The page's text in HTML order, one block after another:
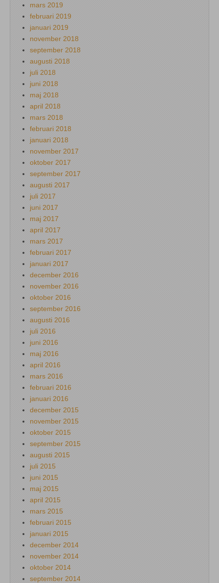
mars 2019
februari 2019
januari 2019
november 2018
september 2018
augusti 2018
juli 2018
juni 2018
maj 2018
april 2018
mars 2018
februari 2018
januari 2018
november 2017
oktober 2017
september 2017
augusti 2017
juli 2017
juni 2017
maj 2017
april 2017
mars 2017
februari 2017
januari 2017
december 2016
november 2016
oktober 2016
september 2016
augusti 2016
juli 2016
juni 2016
maj 2016
april 2016
mars 2016
februari 2016
januari 2016
december 2015
november 2015
oktober 2015
september 2015
augusti 2015
juli 2015
juni 2015
maj 2015
april 2015
mars 2015
februari 2015
januari 2015
december 2014
november 2014
oktober 2014
september 2014